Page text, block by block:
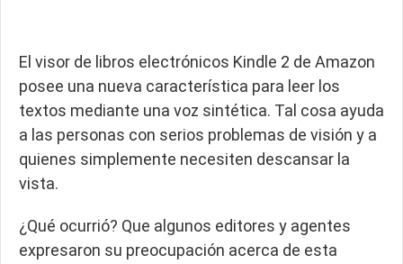
El visor de libros electrónicos Kindle 2 de Amazon
posee una nueva característica para leer los
textos mediante una voz sintética. Tal cosa ayuda
a las personas con serios problemas de visión y a
quienes simplemente necesiten descansar la
vista.
¿Qué ocurrió? Que algunos editores y agentes
expresaron su preocupación acerca de esta